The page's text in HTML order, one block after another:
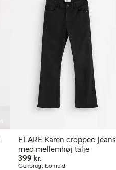
FLARE Karen cropped jeans
med mellemhøj talje
399 kr.
Genbrugt bomuld